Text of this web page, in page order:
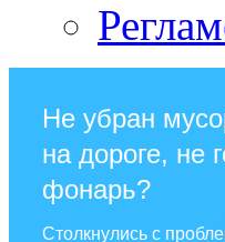
Не убран
на дороге, не
фонарь?
Столкнулись с